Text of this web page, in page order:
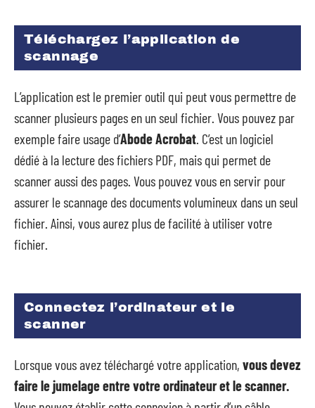
Téléchargez l’application de
scannage
L’application est le premier outil qui peut vous permettre de
scanner plusieurs pages en un seul fichier. Vous pouvez par
exemple faire usage d’Abode Acrobat. C’est un logiciel
dédié à la lecture des fichiers PDF, mais qui permet de
scanner aussi des pages. Vous pouvez vous en servir pour
assurer le scannage des documents volumineux dans un seul
fichier. Ainsi, vous aurez plus de facilité à utiliser votre
fichier.
Connectez l’ordinateur et le
scanner
Lorsque vous avez téléchargé votre application, vous devez
faire le jumelage entre votre ordinateur et le scanner.